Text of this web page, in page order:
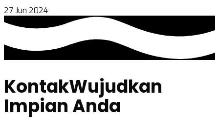
27 Jun 2024
KontakWujudkan
Impian Anda